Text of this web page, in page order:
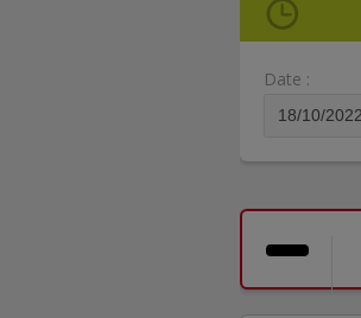
Date :